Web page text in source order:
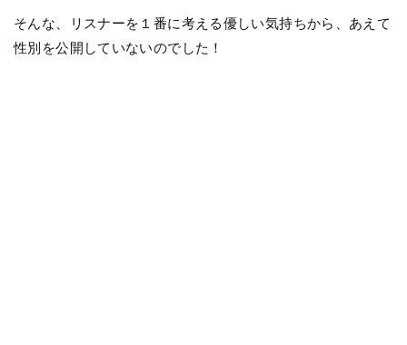
そんな、リスナーを１番に考える優しい気持ちから、あえて
性別を公開していないのでした！